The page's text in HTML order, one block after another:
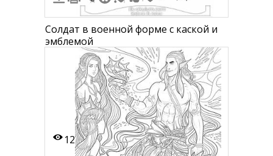
Солдат в военной форме с каской и
эмблемой
12